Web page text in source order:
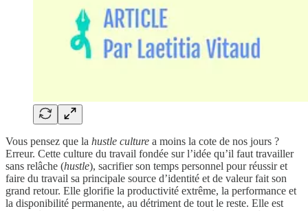
Vous pensez que la hustle culture a moins la cote de nos jours ?
Erreur. Cette culture du travail fondée sur l’idée qu’il faut travailler
sans relâche (hustle), sacrifier son temps personnel pour réussir et
faire du travail sa principale source d’identité et de valeur fait son
grand retour. Elle glorifie la productivité extrême, la performance et
la disponibilité permanente, au détriment de tout le reste. Elle est